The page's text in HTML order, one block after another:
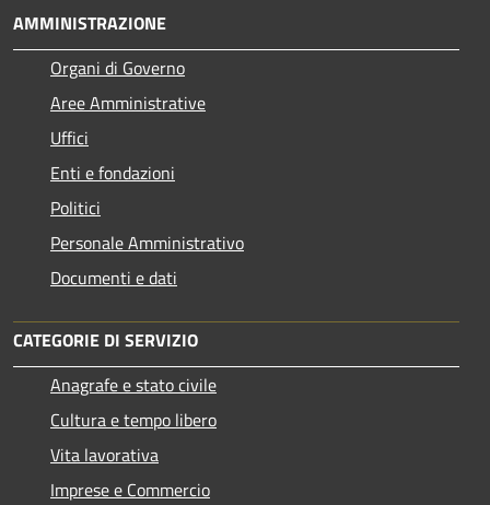
AMMINISTRAZIONE
Organi di Governo
Aree Amministrative
Uffici
Enti e fondazioni
Politici
Personale Amministrativo
Documenti e dati
CATEGORIE DI SERVIZIO
Anagrafe e stato civile
Cultura e tempo libero
Vita lavorativa
Imprese e Commercio